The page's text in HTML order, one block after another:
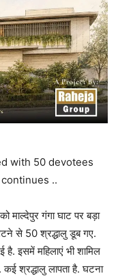
with 50 devotees
..
माल्देपुर गंगा घाट पर बड़ा
से 50 श्रद्धालु डूब गए.
है. इसमें महिलाएं भी शामिल
श्रद्धालु लापता है. घटना